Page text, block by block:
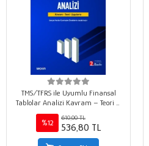
TMS/TFRS ile Uyumlu Finansal
Tablolar Analizi Kavram – Teori –
Uygulama
%12
610,00 TL
536,80 TL